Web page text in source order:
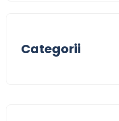
Categorii